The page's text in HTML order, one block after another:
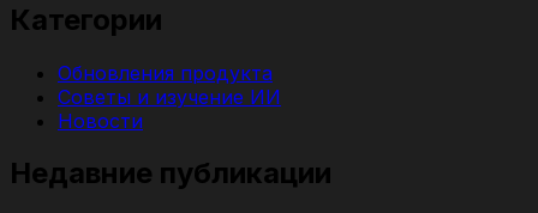
Категории
Обновления продукта
Советы и изучение ИИ
Новости
Недавние публикации